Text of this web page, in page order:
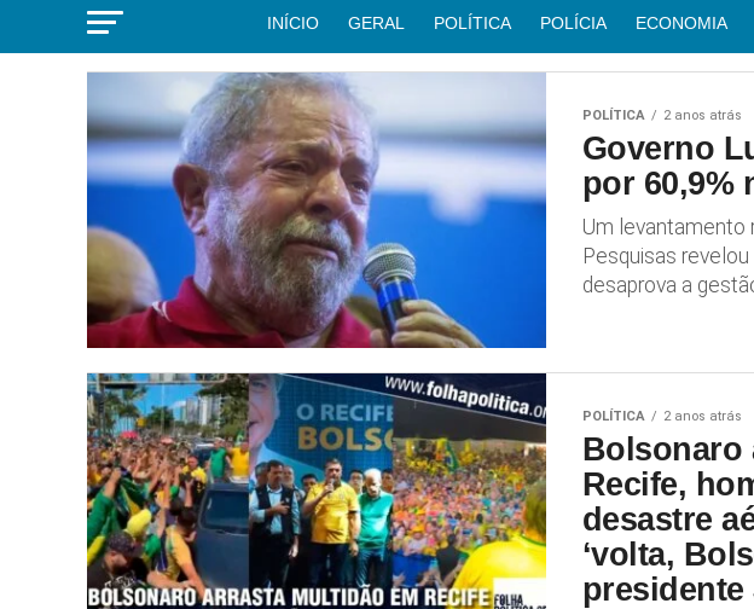
INÍCIO GERAL POLÍTICA POLÍCIA ECONOMIA
POLÍTICA 2 anos atrás
Governo
por 60,9%
Um levantamento
Pesquisas
desaprova a
POLÍTICA 2 anos atrás
Bolsonaro
Recife,
desastre
‘volta,
presidente